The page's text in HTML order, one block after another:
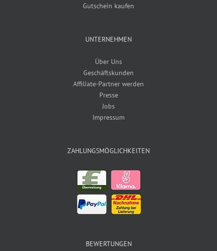
Gutschein kaufen
UNTERNEHMEN
Über Uns
Geschäftskunden
Affiliate-Partner werden
Presse
Jobs
Impressum
ZAHLUNGSMÖGLICHKEITEN
BEWERTUNGEN